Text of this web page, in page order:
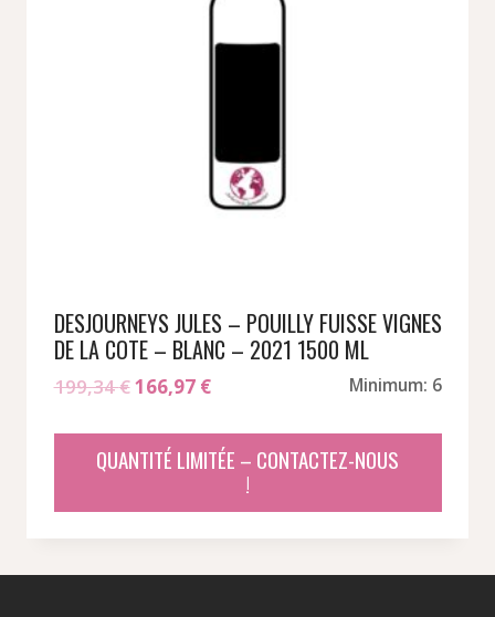
DESJOURNEYS JULES – POUILLY FUISSE VIGNES
DE LA COTE – BLANC – 2021 1500 ML
199,34€Le
initial
était :
166,97 €Le
actuel
est :
Minimum: 6
QUANTITÉ LIMITÉE – CONTACTEZ-NOUS
!